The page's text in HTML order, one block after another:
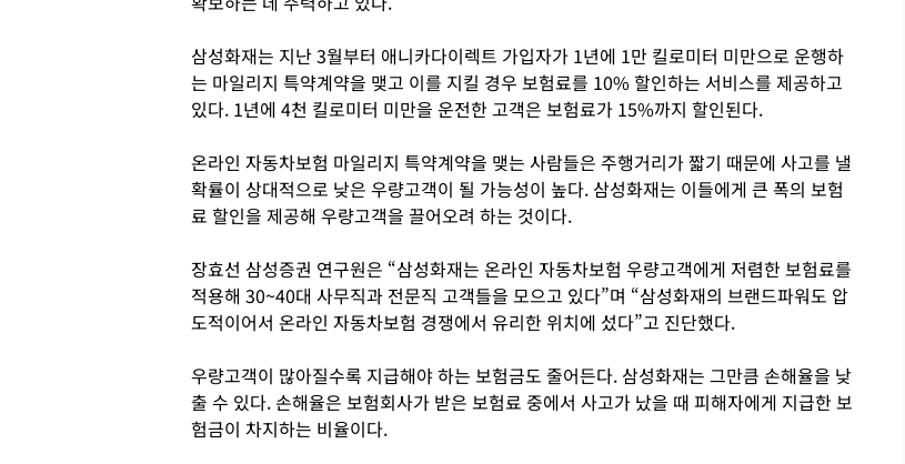
삼성화재는 지난 3월부터 애니카다이렉트 가입자가 1년에 1만 킬로미터 미만으로 운행하
는 마일리지 특약계약을 맺고 이를 지킬 경우 보험료를 10% 할인하는 서비스를 제공하고
있다. 1년에 4천 킬로미터 미만을 운전한 고객은 보험료가 15%까지 할인된다.
온라인 자동차보험 마일리지 특약계약을 맺는 사람들은 주행거리가 짧기 때문에 사고를 낼
확률이 상대적으로 낮은 우량고객이 될 가능성이 높다. 삼성화재는 이들에게 큰 폭의 보험
료 할인을 제공해 우량고객을 끌어오려 하는 것이다.
장효선 삼성증권 연구원은 “삼성화재는 온라인 자동차보험 우량고객에게 저렴한 보험료를
적용해 30~40대 사무직과 전문직 고객들을 모으고 있다”며 “삼성화재의 브랜드파워도 압
도적이어서 온라인 자동차보험 경쟁에서 유리한 위치에 섰다”고 진단했다.
우량고객이 많아질수록 지급해야 하는 보험금도 줄어든다. 삼성화재는 그만큼 손해율을 낮
출 수 있다. 손해율은 보험회사가 받은 보험료 중에서 사고가 났을 때 피해자에게 지급한 보
험금이 차지하는 비율이다.